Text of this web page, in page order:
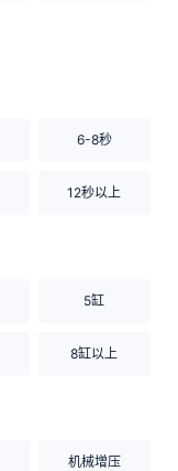
6-8秒
12秒以上
5缸
8缸以上
机械增压